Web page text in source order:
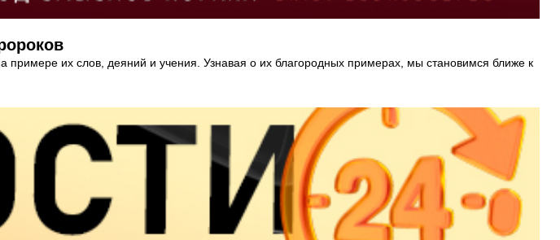
их слов, деяний и учения. Узнавая о их благородных примерах, мы становимся ближе к